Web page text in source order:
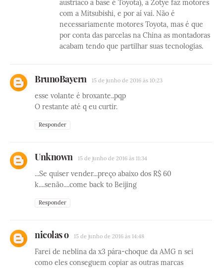
austríaco a base é Toyota), a Zotye faz motores
com a Mitsubishi, e por aí vai. Não é
necessariamente motores Toyota, mas é que
por conta das parcelas na China as montadoras
acabam tendo que partilhar suas tecnologias.
BrunoBayern 15 de junho de 2016 às 10:23
esse volante é broxante..pqp
O restante até q eu curtir.
Responder
Unknown 15 de junho de 2016 às 11:34
...Se quiser vender...preço abaixo dos R$ 60
k....senão....come back to Beijing
Responder
nicolas o 15 de junho de 2016 às 14:48
Farei de neblina da x3 pára-choque da AMG n sei
como eles conseguem copiar as outras marcas